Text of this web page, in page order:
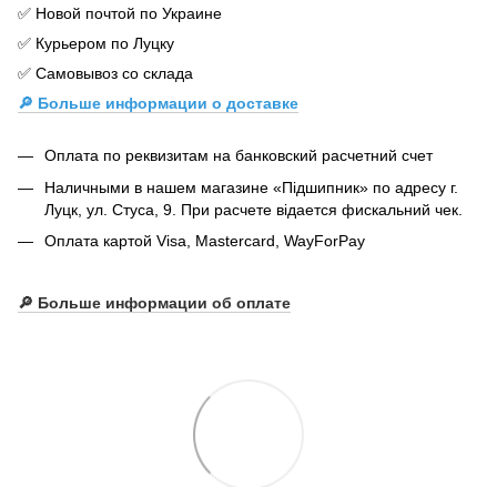
✅ Новой почтой по Украине
✅ Курьером по Луцку
✅ Самовывоз со склада
🔎 Больше информации о доставке
Оплата по реквизитам на банковский расчетний счет
Наличными в нашем магазине «Підшипник» по адресу г.
Луцк, ул. Стуса, 9. При расчете відается фискальний чек.
Оплата картой Visa, Mastercard, WayForPay
🔎 Больше информации об оплате